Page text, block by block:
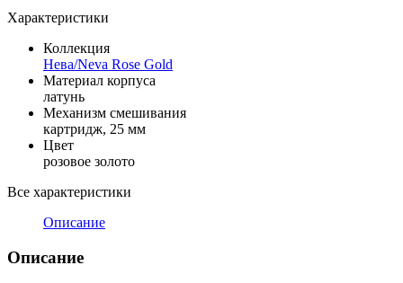
Характеристики
Коллекция
Нева/Neva Rose Gold
Материал корпуса
латунь
Механизм смешивания
картридж, 25 мм
Цвет
розовое золото
Все характеристики
Описание
Описание